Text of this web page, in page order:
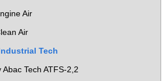
Air
Air
Tech
Abac Tech ATFS-2,2